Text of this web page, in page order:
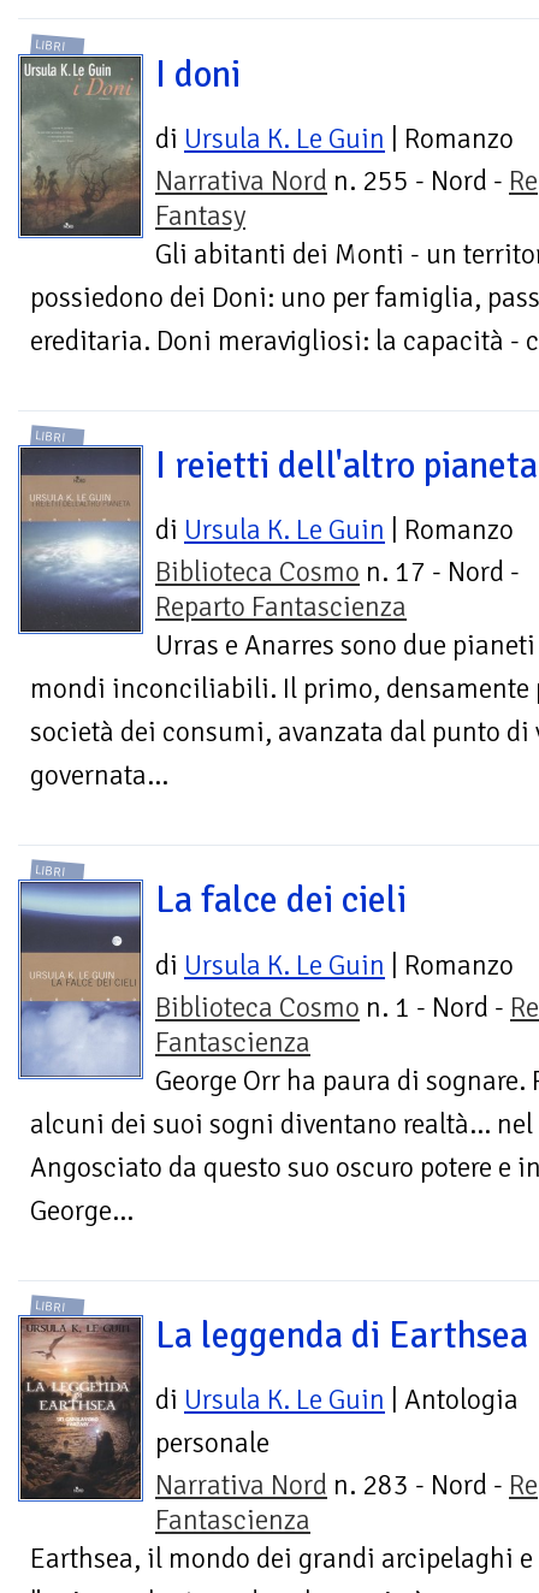
LIBRI
I doni
di Ursula K. Le Guin | Romanzo
Narrativa Nord n. 255 - Nord -
Fantasy
Gli abitanti dei Monti - un
possiedono dei Doni: uno per famiglia,
ereditaria. Doni meravigliosi: la capacità -
LIBRI
I reietti dell'altro pianeta
di Ursula K. Le Guin | Romanzo
Biblioteca Cosmo n. 17 - Nord -
Reparto Fantascienza
Urras e Anarres sono due
mondi inconciliabili. Il primo, densamente
società dei consumi, avanzata dal punto di
governata...
LIBRI
La falce dei cieli
di Ursula K. Le Guin | Romanzo
Biblioteca Cosmo n. 1 - Nord -
Fantascienza
George Orr ha paura di sognare.
alcuni dei suoi sogni diventano realtà... nel
Angosciato da questo suo oscuro potere e
George...
LIBRI
La leggenda di Earthsea
di Ursula K. Le Guin | Antologia
personale
Narrativa Nord n. 283 - Nord -
Fantascienza
Earthsea, il mondo dei grandi arcipelaghi